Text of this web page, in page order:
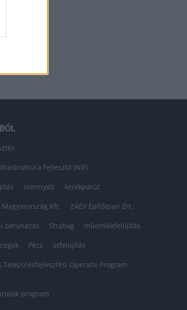
Fejlesztő (NIF)
szennyvíz kerékpárút
Magyarország Kft. ZÁÉV Építőipari Zrt.
beruházás Strabag műemlékfelújítás
Pécs útfelújítás
Településfejlesztési Operatív Program
program